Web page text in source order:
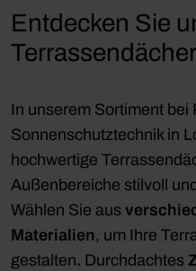
Entdecken Sie
In unserem Sortiment
Sonnenschutztechnik in
hochwertige
Außenbereiche stilvoll
Wählen Sie aus
Materialien, um Ihre
gestalten. Durchdachtes